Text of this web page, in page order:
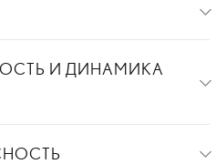
И ДИНАМИКА